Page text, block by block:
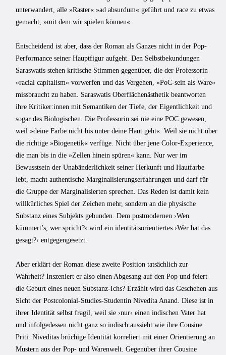
unterwandert, alle »Raster« »ad absurdum« geführt und race zu etwas
gemacht, »mit dem wir spielen können«.
Entscheidend ist aber, dass der Roman als Ganzes nicht in der Pop-
Performance seiner Hauptfigur aufgeht. Den Selbstbekundungen
Saraswatis stehen kritische Stimmen gegenüber, die der Professorin
»racial capitalism« vorwerfen und das Vergehen, »PoC-sein als Ware«
missbraucht zu haben. Saraswatis Oberflächenästhetik beantworten
ihre Kritiker:innen mit Semantiken der Tiefe, der Eigentlichkeit und
sogar des Biologischen. Die Professorin sei nie eine POC gewesen,
weil »deine Farbe nicht bis unter deine Haut geht«. Weil sie nicht über
die richtige »Biogenetik« verfüge. Nicht über jene Color-Experience,
die man bis in die »Zellen hinein spüren« kann. Nur wer im
Bewusstsein der Unabänderlichkeit seiner Herkunft und Hautfarbe
lebt, macht authentische Marginalisierungserfahrungen und darf für
die Gruppe der Marginalisierten sprechen. Das Reden ist damit kein
willkürliches Spiel der Zeichen mehr, sondern an die physische
Substanz eines Subjekts gebunden. Dem postmodernen ›Wen
kümmert’s, wer spricht?‹ wird ein identitätsorientiertes ›Wer hat das
gesagt?‹ entgegengesetzt.
Aber erklärt der Roman diese zweite Position tatsächlich zur
Wahrheit? Inszeniert er also einen Abgesang auf den Pop und feiert
die Geburt eines neuen Substanz-Ichs? Erzählt wird das Geschehen aus
Sicht der Postcolonial-Studies-Studentin Nivedita Anand. Diese ist in
ihrer Identität selbst fragil, weil sie ›nur‹ einen indischen Vater hat
und infolgedessen nicht ganz so indisch aussieht wie ihre Cousine
Priti. Niveditas brüchige Identität korreliert mit einer Orientierung an
Mustern aus der Pop- und Warenwelt. Gegenüber ihrer Cousine